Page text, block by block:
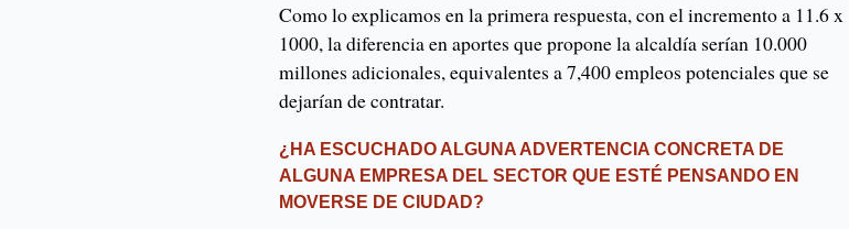
Como lo explicamos en la primera respuesta, con el incremento a 11.6 x
1000, la diferencia en aportes que propone la alcaldía serían 10.000
millones adicionales, equivalentes a 7,400 empleos potenciales que se
dejarían de contratar.
¿HA ESCUCHADO ALGUNA ADVERTENCIA CONCRETA DE
ALGUNA EMPRESA DEL SECTOR QUE ESTÉ PENSANDO EN
MOVERSE DE CIUDAD?